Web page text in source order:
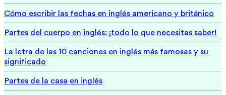
Cómo escribir las fechas en inglés americano y británico
Partes del cuerpo en inglés: ¡todo lo que necesitas saber!
La letra de las 10 canciones en inglés más famosas y su
significado
Partes de la casa en inglés